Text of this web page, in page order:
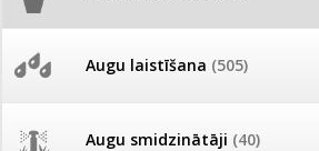
Augu laistīšana (505)
Augu smidzinātāji (40)
Ūdens piemērotības noteikšana
Pievienojies braucienam uz